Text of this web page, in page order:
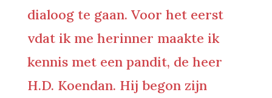
dialoog te gaan. Voor het eerst
vdat ik me herinner maakte ik
kennis met een pandit, de heer
H.D. Koendan. Hij begon zijn